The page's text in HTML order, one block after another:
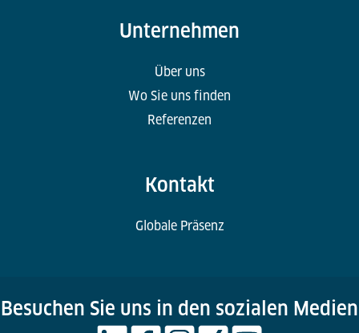
Unternehmen
Über uns
Wo Sie uns finden
Referenzen
Kontakt
Globale Präsenz
Besuchen Sie uns in den sozialen Medien